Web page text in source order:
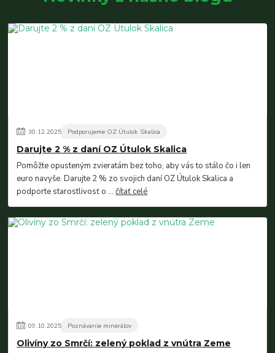
30.12.2025 Podporujeme OZ Útulok Skalica
Darujte 2 % z daní OZ Útulok Skalica
Pomôžte opusteným zvieratám bez toho, aby vás to stálo čo i len
euro navyše. Darujte 2 % zo svojich daní OZ Útulok Skalica a
podporte starostlivosť o ...čítať celé
09.10.2025 Poznávanie minerálov
Olivíny zo Smrčí: zelený poklad z vnútra Zeme